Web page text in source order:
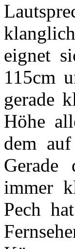
eignet
115cm
gerade
Höhe
dem
Gerade
immer
Pech